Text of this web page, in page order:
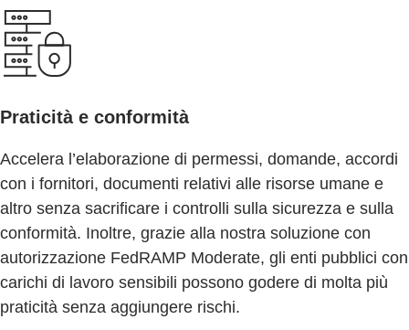
Praticità e conformità
Accelera l’elaborazione di permessi, domande, accordi
con i fornitori, documenti relativi alle risorse umane e
altro senza sacrificare i controlli sulla sicurezza e sulla
conformità. Inoltre, grazie alla nostra soluzione con
autorizzazione FedRAMP Moderate, gli enti pubblici con
carichi di lavoro sensibili possono godere di molta più
praticità senza aggiungere rischi.